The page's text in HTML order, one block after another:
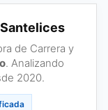
de Carrera y
. Analizando
2020.